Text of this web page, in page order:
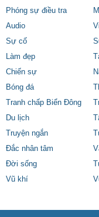
Phóng sự điều tra
Audio
Sự cố
Làm đẹp
Chiến sự
Bóng đá
Tranh chấp Biển Đông
Du lịch
Truyện ngắn
Đắc nhân tâm
Đời sống
Vũ khí